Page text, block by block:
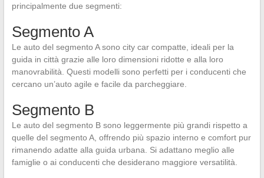
principalmente due segmenti:
Segmento A
Le auto del segmento A sono city car compatte, ideali per la
guida in città grazie alle loro dimensioni ridotte e alla loro
manovrabilità. Questi modelli sono perfetti per i conducenti che
cercano un’auto agile e facile da parcheggiare.
Segmento B
Le auto del segmento B sono leggermente più grandi rispetto a
quelle del segmento A, offrendo più spazio interno e comfort pur
rimanendo adatte alla guida urbana. Si adattano meglio alle
famiglie o ai conducenti che desiderano maggiore versatilità.